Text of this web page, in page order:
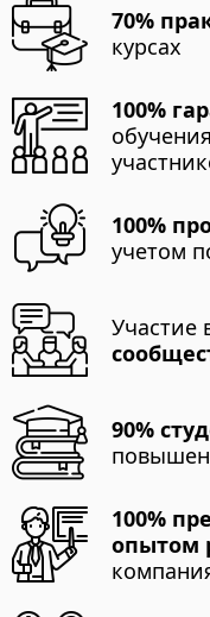
70%
курсах
100%
100%
учетом
Участие
90%
100%
опытом